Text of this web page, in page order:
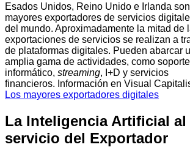
Esados Unidos, Reino Unido e Irlanda
mayores exportadores de servicios
del mundo. Aproximadamente la mitad de
exportaciones de servicios se realizan a
de plataformas digitales. Pueden abarcar
amplia gama de actividades, como soporte
informático, streaming, I+D y servicios
financieros. Información en Visual
Los mayores exportadores digitales
La Inteligencia Artificial al
servicio del Exportador